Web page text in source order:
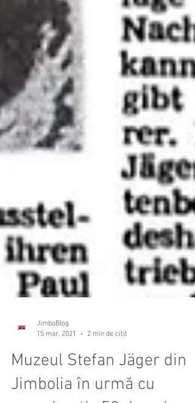
15 mar. 2021
2 min de citit
Muzeul Stefan Jäger din